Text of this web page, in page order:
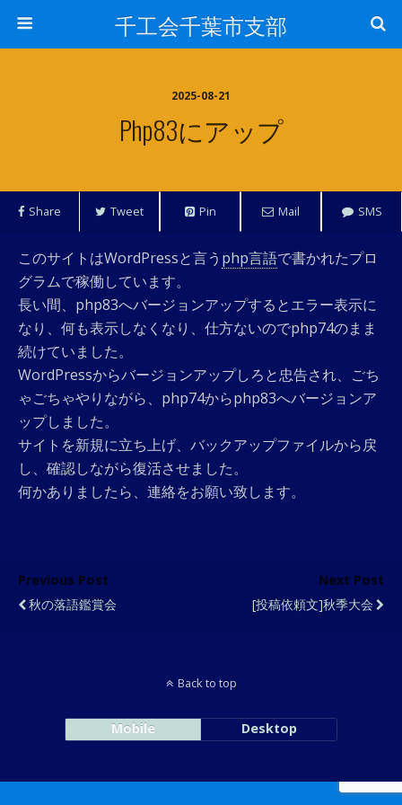
千工会千葉市支部
2025-08-21
Php83にアップ
Share Tweet Pin Mail SMS
このサイトはWordPressと言う php言語で書かれたプロ
グラムで稼働しています。
長い間、php83へバージョンアップするとエラー表示に
なり、何も表示しなくなり、仕方ないのでphp74のまま
続けていました。
WordPressからバージョンアップしろと忠告され、ごち
ゃごちゃやりながら、php74からphp83へバージョンア
ップしました。
サイトを新規に立ち上げ、バックアップファイルから戻
し、確認しながら復活させました。
何かありましたら、連絡をお願い致します。
Previous Post
秋の落語鑑賞会
Next Post
[投稿依頼文]秋季大会
Back to top
Mobile Desktop